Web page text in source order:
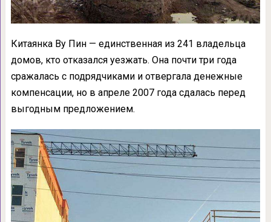
Китаянка Ву Пин — единственная из 241 владельца
домов, кто отказался уезжать. Она почти три года
сражалась с подрядчиками и отвергала денежные
компенсации, но в апреле 2007 года сдалась перед
выгодным предложением.